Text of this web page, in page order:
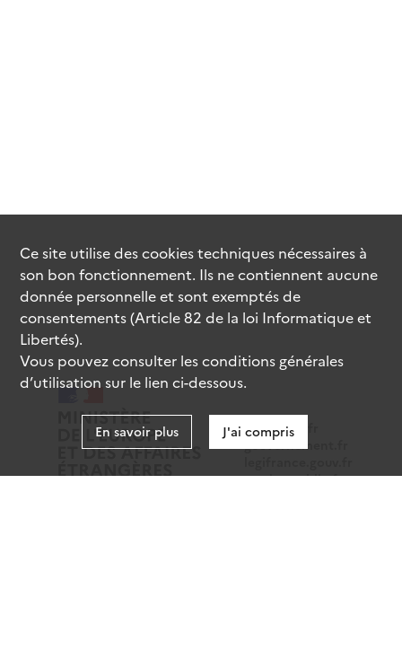
data.gouv.fr
gouvernement.fr
service-public.fr
Ce site utilise descookiestechniques nécessaires à
son bon fonctionnement. Ils ne contiennent aucune
donnée personnelle et sont exemptés de
consentements (Article 82 de la loi Informatique et
Libertés).
Vous pouvez consulter les conditions générales
d’utilisation sur le lien ci-dessous.
En savoir plus J'ai compris